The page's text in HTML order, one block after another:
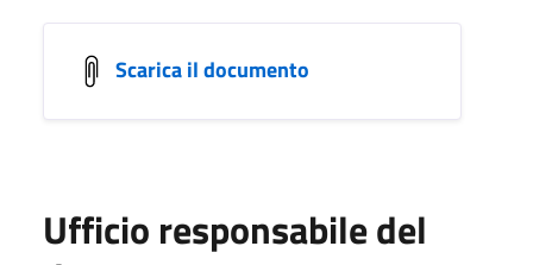
Scarica il documento
Ufficio responsabile del